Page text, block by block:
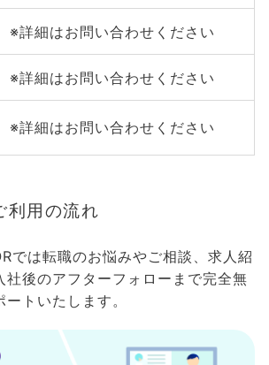
※詳細はお問い合わせください
※詳細はお問い合わせください
※詳細はお問い合わせください
利用の流れ
では転職のお悩みやご相談、求人紹
社後のアフターフォローまで完全無
トいたします。